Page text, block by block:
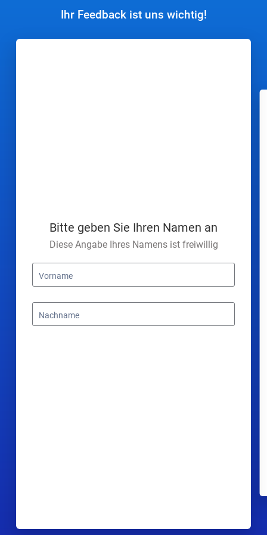
Ihr Feedback ist uns wichtig!
Bitte geben Sie Ihren Namen an
Diese Angabe Ihres Namens ist freiwillig
Vorname
Nachname